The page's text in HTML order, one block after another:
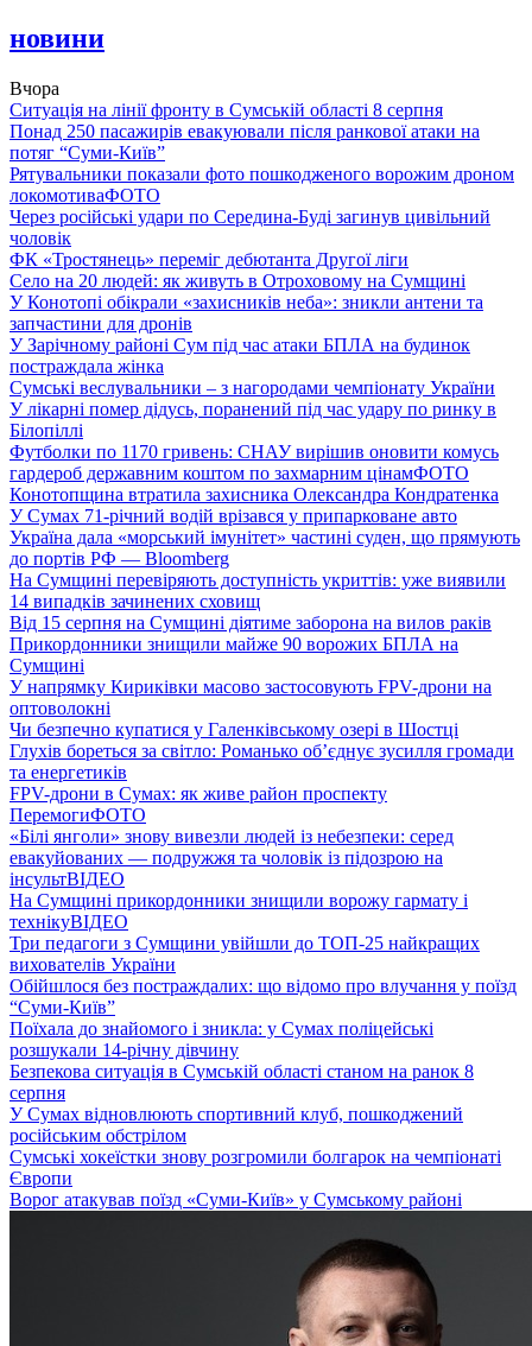
новини
Вчора
Ситуація на лінії фронту в Сумській області 8 серпня
Понад 250 пасажирів евакуювали після ранкової атаки на
потяг “Суми-Київ”
Рятувальники показали фото пошкодженого ворожим дроном
локомотиваФОТО
Через російські удари по Середина-Буді загинув цивільний
чоловік
ФК «Тростянець» переміг дебютанта Другої ліги
Село на 20 людей: як живуть в Отроховому на Сумщині
У Конотопі обікрали «захисників неба»: зникли антени та
запчастини для дронів
У Зарічному районі Сум під час атаки БПЛА на будинок
постраждала жінка
Сумські веслувальники – з нагородами чемпіонату України
У лікарні помер дідусь, поранений під час удару по ринку в
Білопіллі
Футболки по 1170 гривень: СНАУ вирішив оновити комусь
гардероб державним коштом по захмарним цінамФОТО
Конотопщина втратила захисника Олександра Кондратенка
У Сумах 71-річний водій врізався у припарковане авто
Україна дала «морський імунітет» частині суден, що прямують
до портів РФ — Bloomberg
На Сумщині перевіряють доступність укриттів: уже виявили
14 випадків зачинених сховищ
Від 15 серпня на Сумщині діятиме заборона на вилов раків
Прикордонники знищили майже 90 ворожих БПЛА на
Сумщині
У напрямку Кириківки масово застосовують FPV-дрони на
оптоволокні
Чи безпечно купатися у Галенківському озері в Шостці
Глухів бореться за світло: Романько об’єднує зусилля громади
та енергетиків
FPV-дрони в Сумах: як живе район проспекту
ПеремогиФОТО
«Білі янголи» знову вивезли людей із небезпеки: серед
евакуйованих — подружжя та чоловік із підозрою на
інсультВІДЕО
На Сумщині прикордонники знищили ворожу гармату і
технікуВІДЕО
Три педагоги з Сумщини увійшли до ТОП-25 найкращих
вихователів України
Обійшлося без постраждалих: що відомо про влучання у поїзд
“Суми-Київ”
Поїхала до знайомого і зникла: у Сумах поліцейські
розшукали 14-річну дівчину
Безпекова ситуація в Сумській області станом на ранок 8
серпня
У Сумах відновлюють спортивний клуб, пошкоджений
російським обстрілом
Сумські хокеїстки знову розгромили болгарок на чемпіонаті
Європи
Ворог атакував поїзд «Суми-Київ» у Сумському районі